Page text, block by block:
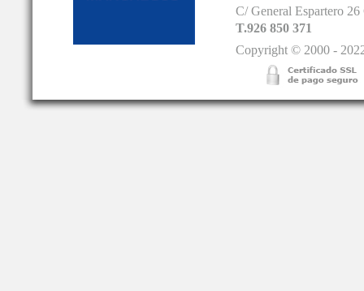
C/ General Espartero
T.926 850 371
Copyright © 2000 -